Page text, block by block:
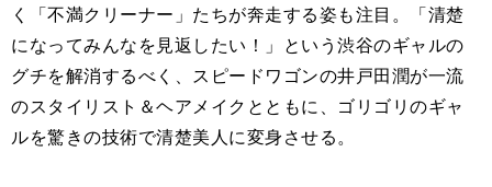
く「不満クリーナー」たちが奔走する姿も注目。「清楚
になってみんなを見返したい！」という渋谷のギャルの
グチを解消するべく、スピードワゴンの井戸田潤が一流
のスタイリスト＆ヘアメイクとともに、ゴリゴリのギャ
ルを驚きの技術で清楚美人に変身させる。